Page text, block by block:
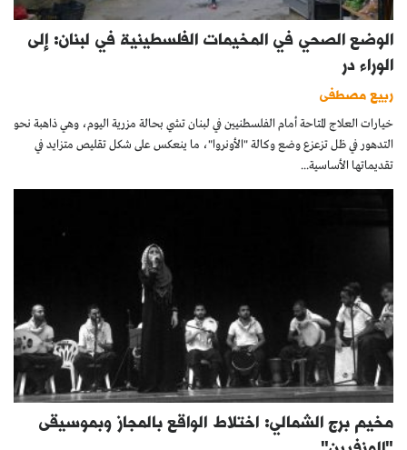
الوضع الصحي في المخيمات الفلسطينية في لبنان: إلى
الوراء در
ربيع مصطفى
خيارات العلاج المتاحة أمام الفلسطنيين في لبنان تشي بحالة مزرية اليوم، وهي ذاهبة نحو
التدهور في ظل تزعزع وضع وكالة "الأونروا"، ما ينعكس على شكل تقليص متزايد في
تقديماتها الأساسية...
مخيم برج الشمالي: اختلاط الواقع بالمجاز وبموسيقى